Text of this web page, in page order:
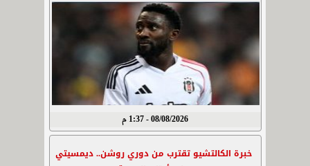
08/08/2026 - 1:37 م
خبرة الكالتشيو تقترب من دوري روشن.. ديمسيتي